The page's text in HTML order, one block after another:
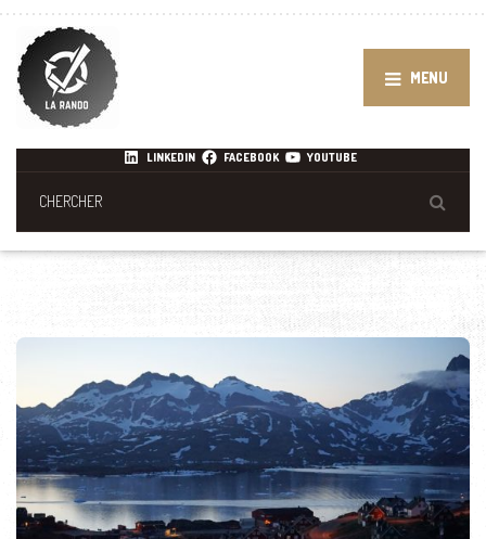
MENU
LINKEDIN FACEBOOK YOUTUBE